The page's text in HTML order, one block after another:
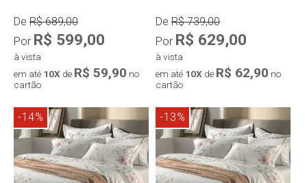
De R$ 689,00
Por R$ 599,00
à vista
em até 10X de R$ 59,90 no
cartão
Compra rápida
De R$ 739,00
Por R$ 629,00
à vista
em até 10X de R$ 62,90 no
cartão
Compra rápida
-14% -13%